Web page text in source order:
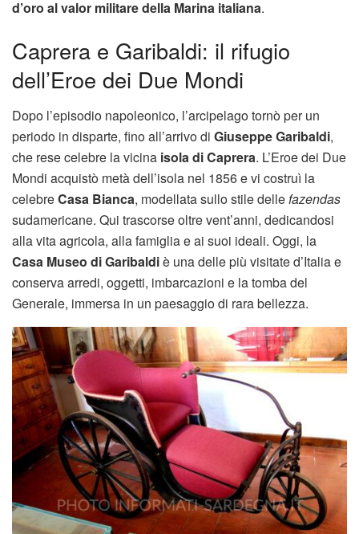
d’oro al valor militare della Marina italiana.
Caprera e Garibaldi: il rifugio
dell’Eroe dei Due Mondi
Dopo l’episodio napoleonico, l’arcipelago tornò per un
periodo in disparte, fino all’arrivo di Giuseppe Garibaldi,
che rese celebre la vicina isola di Caprera. L’Eroe dei Due
Mondi acquistò metà dell’isola nel 1856 e vi costruì la
celebreCasa Bianca, modellata sullo stile dellefazendas
sudamericane. Qui trascorse oltre vent’anni, dedicandosi
alla vita agricola, alla famiglia e ai suoi ideali. Oggi, la
Casa Museo di Garibaldiè una delle più visitate d’Italia e
conserva arredi, oggetti, imbarcazioni e la tomba del
Generale, immersa in un paesaggio di rara bellezza.